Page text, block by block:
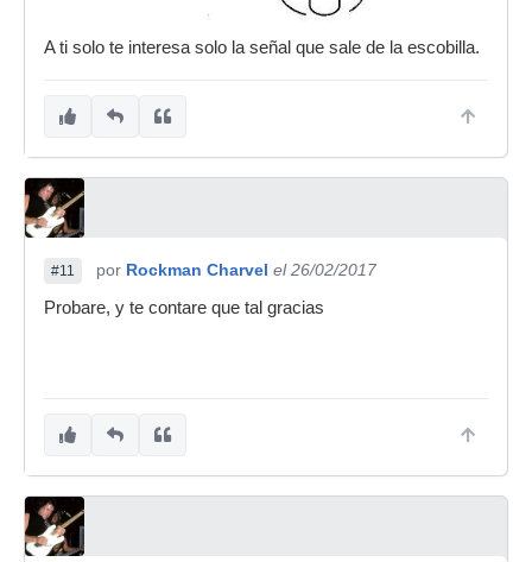
A ti solo te interesa solo la señal que sale de la escobilla.
#11 por Rockman Charvel el 26/02/2017
Probare, y te contare que tal gracias